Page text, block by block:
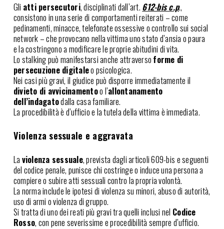
Gli atti persecutori, disciplinati dall’art. 612-bis c.p.,
consistono in una serie di comportamenti reiterati – come
pedinamenti, minacce, telefonate ossessive o controllo sui social
network – che provocano nella vittima uno stato d’ansia o paura
e la costringono a modificare le proprie abitudini di vita.
Lo stalking può manifestarsi anche attraverso forme di
persecuzione digitaleo psicologica.
Nei casi più gravi, il giudice può disporre immediatamente il
divieto di avvicinamentoo l’allontanamento
dell’indagatodalla casa familiare.
La procedibilità è d’ufficio e la tutela della vittima è immediata.
Violenza sessuale e aggravata
La violenza sessuale, prevista dagli articoli 609-bis e seguenti
del codice penale, punisce chi costringe o induce una persona a
compiere o subire atti sessuali contro la propria volontà.
La norma include le ipotesi di violenza su minori, abuso di autorità,
uso di armi o violenza di gruppo.
Si tratta di uno dei reati più gravi tra quelli inclusi nel Codice
Rosso, con pene severissime e procedibilità sempre d’ufficio.